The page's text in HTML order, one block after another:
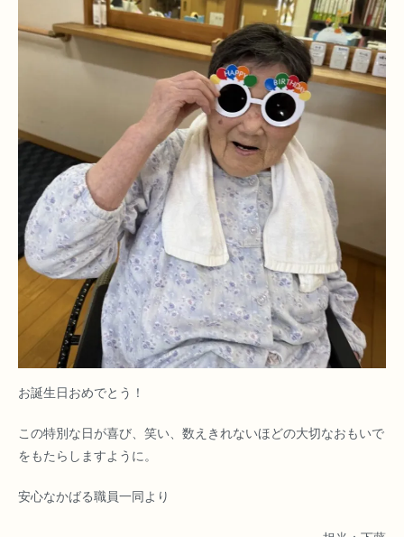
お誕生日おめでとう！
この特別な日が喜び、笑い、数えきれないほどの大切なおもいで
をもたらしますように。
安心なかばる職員一同より